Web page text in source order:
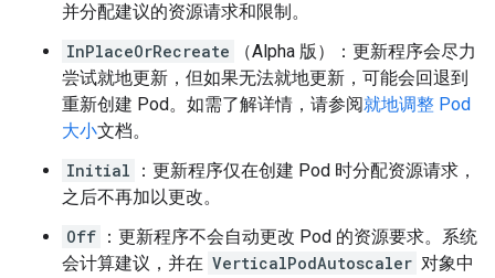
并分配建议的资源请求和限制。
InPlaceOrRecreate
（Alpha 版）：更新程序会尽力
尝试就地更新，但如果无法就地更新，可能会回退到
重新创建 Pod。如需了解详情，请参阅就地调整 Pod
大小文档。
Initial
：更新程序仅在创建 Pod 时分配资源请求，
之后不再加以更改。
Off ：更新程序不会自动更改 Pod 的资源要求。系统
会计算建议，并在 VerticalPodAutoscaler 对象中